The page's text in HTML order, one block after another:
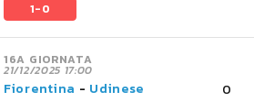
1-0
16A GIORNATA
21/12/2025 17:00
Fiorentina - Udinese 0